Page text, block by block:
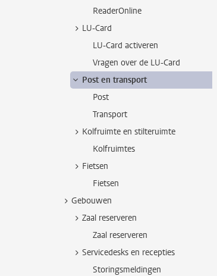
ReaderOnline
LU-Card
LU-Card activeren
Vragen over de LU-Card
Post en transport
Post
Transport
Kolfruimte en stilteruimte
Kolfruimtes
Fietsen
Fietsen
Gebouwen
Zaal reserveren
Zaal reserveren
Servicedesks en recepties
Storingsmeldingen